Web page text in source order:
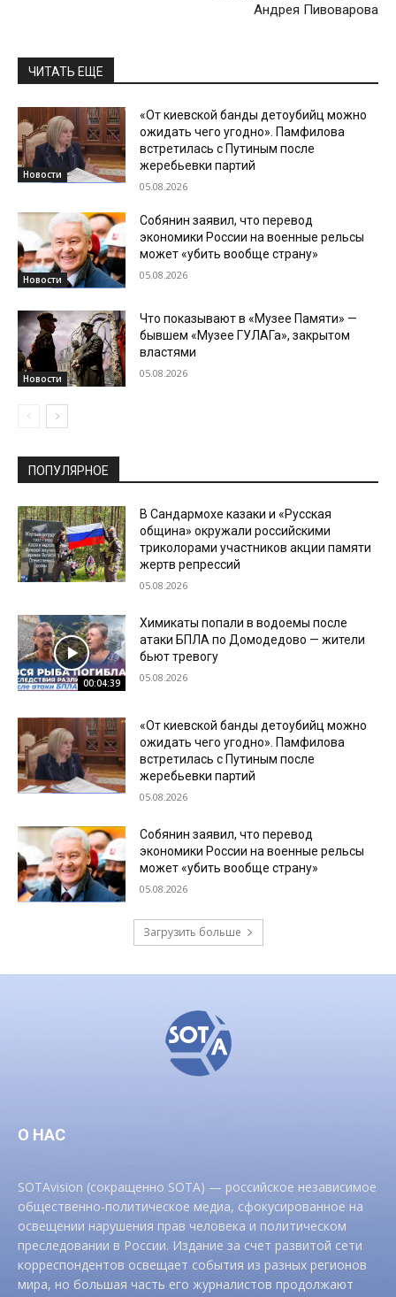
Андрея Пивоварова
ЧИТАТЬ ЕЩЕ
Новости
«От киевской банды детоубийц можно
ожидать чего угодно». Памфилова
встретилась с Путиным после
жеребьевки партий
05.08.2026
Новости
Собянин заявил, что перевод
экономики России на военные рельсы
может «убить вообще страну»
05.08.2026
Новости
Что показывают в «Музее Памяти» —
бывшем «Музее ГУЛАГа», закрытом
властями
05.08.2026
ПОПУЛЯРНОЕ
В Сандармохе казаки и «Русская
община» окружали российскими
триколорами участников акции памяти
жертв репрессий
05.08.2026
00:04:39
Химикаты попали в водоемы после
атаки БПЛА по Домодедово — жители
бьют тревогу
05.08.2026
«От киевской банды детоубийц можно
ожидать чего угодно». Памфилова
встретилась с Путиным после
жеребьевки партий
05.08.2026
Собянин заявил, что перевод
экономики России на военные рельсы
может «убить вообще страну»
05.08.2026
Загрузить больше
О НАС
SOTAvision (сокращенно SOTA) — российское независимое
общественно-политическое медиа, сфокусированное на
освещении нарушения прав человека и политическом
преследовании в России. Издание за счет развитой сети
корреспондентов освещает события из разных регионов
мира, но большая часть его журналистов продолжают